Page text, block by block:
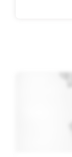
آفر